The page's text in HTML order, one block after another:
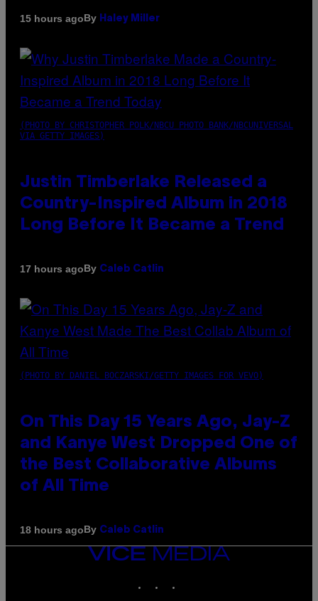
15 hours agoBy Haley Miller
(PHOTO BY CHRISTOPHER POLK/NBCU PHOTO BANK/NBCUNIVERSAL
VIA GETTY IMAGES)
Justin Timberlake Released a
Country-Inspired Album in 2018
Long Before It Became a Trend
17 hours agoBy Caleb Catlin
(PHOTO BY DANIEL BOCZARSKI/GETTY IMAGES FOR VEVO)
On This Day 15 Years Ago, Jay-Z
and Kanye West Dropped One of
the Best Collaborative Albums
of All Time
18 hours agoBy Caleb Catlin
VICE